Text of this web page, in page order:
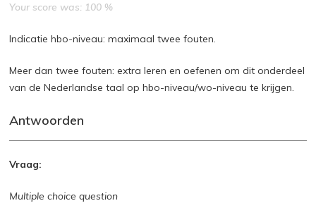
Your score was: 100 %
Indicatie hbo-niveau: maximaal twee fouten.
Meer dan twee fouten: extra leren en oefenen om dit onderdeel
van de Nederlandse taal op hbo-niveau/wo-niveau te krijgen.
Antwoorden
Vraag:
Multiple choice question